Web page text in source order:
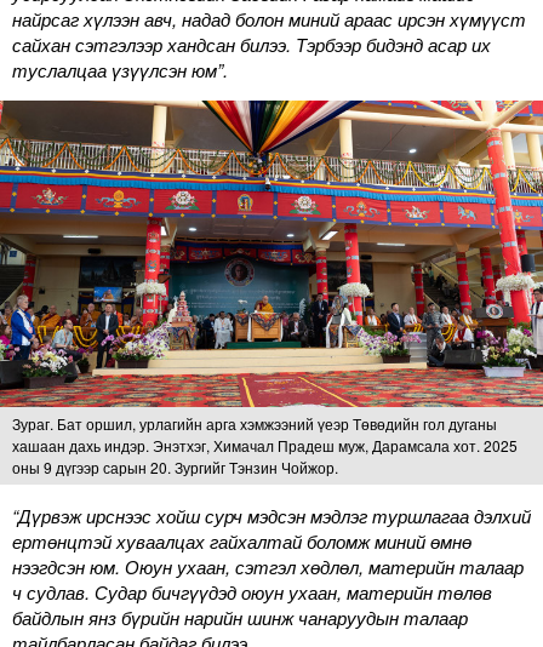
найрсаг хүлээн авч, надад болон миний араас ирсэн хүмүүст
сайхан сэтгэлээр хандсан билээ. Тэрбээр бидэнд асар их
туслалцаа үзүүлсэн юм”.
Зураг. Бат оршил, урлагийн арга хэмжээний үеэр Төвөдийн гол дуганы
хашаан дахь индэр. Энэтхэг, Химачал Прадеш муж, Дарамсала хот. 2025
оны 9 дүгээр сарын 20. Зургийг Тэнзин Чойжор.
“Дүрвэж ирснээс хойш сурч мэдсэн мэдлэг туршлагаа дэлхий
ертөнцтэй хуваалцах гайхалтай боломж миний өмнө
нээгдсэн юм. Оюун ухаан, сэтгэл хөдлөл, материйн талаар
ч судлав. Судар бичгүүдэд оюун ухаан, материйн төлөв
байдлын янз бүрийн нарийн шинж чанаруудын талаар